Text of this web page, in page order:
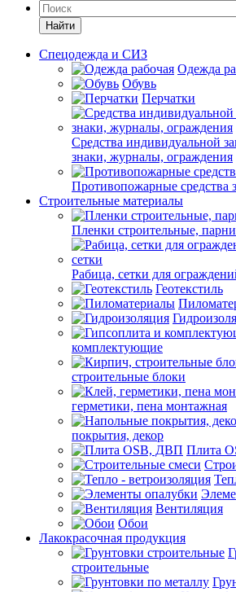
Найти
Спецодежда и СИЗ
Одежда
Обувь
Перчатки
Средства индивидуальной
знаки, журналы, ограждения
Противопожарные средства
Строительные материалы
Пленки строительные,
Рабица, сетки для
Геотекстиль
комплектующие
строительные блоки
герметики, пена монтажная
покрытия, декор
Плита
Вентиляция
Обои
Лакокрасочная продукция
строительные